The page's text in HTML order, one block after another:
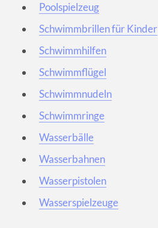
Poolspielzeug
Schwimmbrillen für Kinder
Schwimmhilfen
Schwimmflügel
Schwimmnudeln
Schwimmringe
Wasserbälle
Wasserbahnen
Wasserpistolen
Wasserspielzeuge